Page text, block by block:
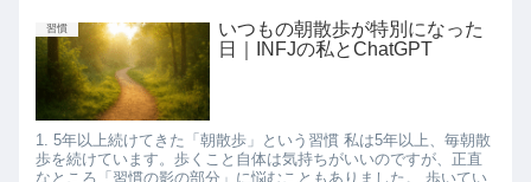
習慣
いつもの朝散歩が特別になった
日｜INFJの私とChatGPT
1. 5年以上続けてきた「朝散歩」という習慣 私は5年以上、毎朝散
歩を続けています。歩くこと自体は気持ちがいいのですが、正直
なところ「習慣の影の部分」に悩むこともありました。 歩いてい